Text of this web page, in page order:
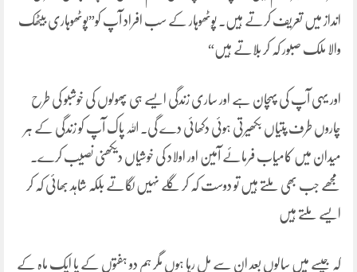
انداز میں تعریف کرتے ہیں۔ پوٹھوہار کے سب افراد آپ کو”پوٹھوہاری بیٹھک
والا ملک صبور کہ کر بلاتے ہیں“
اور یہی آپ کی پہچان ہے اور ساری زندگی ایسے ہی پھولوں کی خوشبو کی طرح
چاروں طرف پتیاں بکھیرتی ہوئی دکھائی دے گی۔ اللہ پاک آپ کو زندگی کے ہر
میدان میں کامیاب فرمائے آمین اور اولاد کی خوشیاں دیکھنی نصیب کرے۔
مجھے جب بھی ملتے ہیں تو دوست کہ کر گلے نہیں لگاتے بلکہ شاہد بھائی کہ کر
ایسے ملتے ہیں
کہ جیسے میں سالوں بعد ان سے مل رہا ہوں مگر ہم دو ہفتوں کے یا ایک ماہ کے